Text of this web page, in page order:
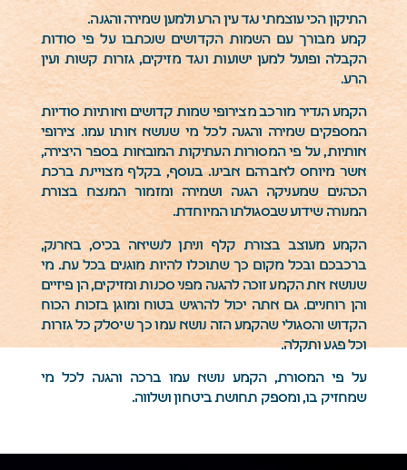
התיקון הכי עוצמתי נגד עין הרע ולמען שמירה והגנה.
קמע מבורך עם השמות הקדושים שנכתבו על פי סודות
הקבלה ופועל למען ישועות ונגד מזיקים, גזרות קשות ועין
הרע.
הקמע הנדיר מורכב מצירופי שמות קדושים ואותיות סודיות
המספקים שמירה והגנה לכל מי שנושא אותו עמו. צירופי
אותיות, על פי המסורות העתיקות המובאות בספר היצירה,
אשר מיוחס לאברהם אבינו. בנוסף, בקלף מצויינת ברכת
הכהנים שמעניקה הגנה ושמירה ומזמור המנצח בצורת
המנורה שידוע שבסגולתו המיוחדת.
הקמע מעוצב בצורת קלף וניתן לנשיאה בכיס, בארנק,
ברכבכם ובכל מקום כך שתוכלו להיות מוגנים בכל עת. מי
שנושא את הקמע זוכה להגנה מפני סכנות ומזיקים, הן פיזיים
והן רוחניים. גם אתה יכול להרגיש בטוח ומוגן בזכות הכוח
הקדוש והסגולי שהקמע הזה נושא עמו כך שיסלק כל גזרות
וכל פגע ותקלה.
על פי המסורת, הקמע נושא עמו ברכה והגנה לכל מי
שמחזיק בו, ומספק תחושת ביטחון ושלווה.